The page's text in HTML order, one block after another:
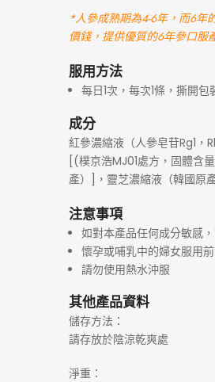
*人參成熟期為4-6年，而6年
價錢，提供優質的6年參口服
服用方法
每日1次，每次1條，撕開包
成分
紅參濃縮液（人參皂苷Rg1
[(樸京浩MJ01處方，固體含
產）]，靈芝濃縮液（韓國原
注意事項
如對本產品任何成分敏感
懷孕或哺乳中的婦女服用
請勿使用熱水沖服
其他產品資料
儲存方法：
請存放於陰涼乾爽處
淨重：